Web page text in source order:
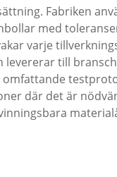
Fabriken
med
varje
till
där det är